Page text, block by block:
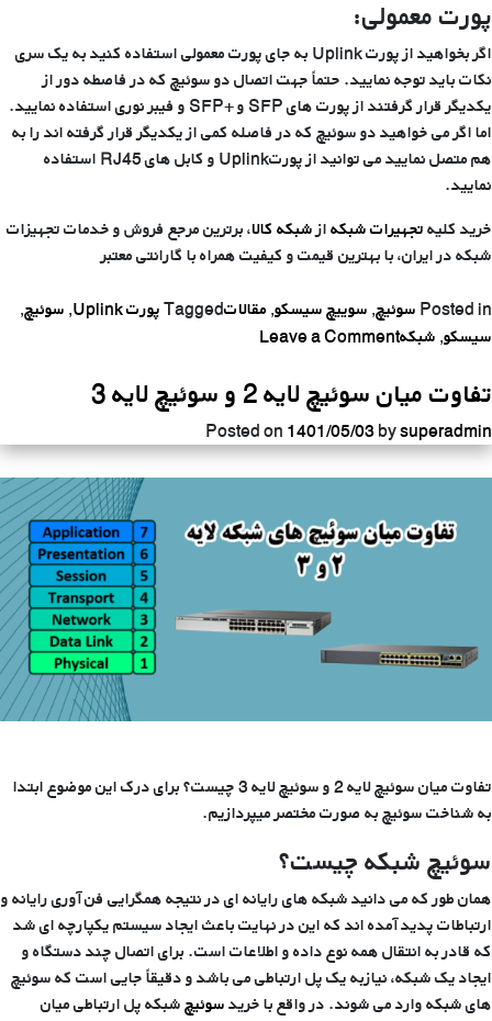
پورت معمولی:
اگر بخواهید از پورت Uplink به جای پورت معمولی استفاده کنید به یک سری
نکات باید توجه نمایید. حتماً جهت اتصال دو سوئیچ که در فاصطه دور از
یکدیگر قرار گرفتند از پورت های SFP و +SFP و فیبر نوری استفاده نمایید.
اما اگر می خواهید دو سوئیچ که در فاصله کمی از یکدیگر قرار گرفته اند را به
هم متصل نمایید می توانید از پورتUplink و کابل های RJ45 استفاده
نمایید.
خرید کلیهتجهیرات شبکهازشبکه کالا، برترین مرجع فروش و خدمات تجهیزات
شبکه در ایران، با بهترین قیمت و کیفیت همراه با گارانتی معتبر
Posted in سوئیچ, سوییچ سیسکو, مقالاتTaggedپورت Uplink , سوئیچ,
سیسکو, شبکهLeave a Comment
Uplink
تفاوت
پورت
معمولی
تفاوت میان سوئیچ لایه 2 و سوئیچ لایه 3
Posted on 1401/05/03bysuperadmin
تفاوت میان سوئیچ لایه 2 و سوئیچ لایه 3 چیست؟ برای درک این موضوع ابتدا
به شناخت سوئیچ به صورت مختصر میپردازیم.
سوئیچ شبکه چیست؟
همان طور که می دانید شبکه های رایانه ای در نتیجه همگرایی فن آوری رایانه و
ارتباطات پدید آمده اند که این در نهایت باعث ایجاد سیستم یکپارچه ای شد
که قادر به انتقال همه نوع داده و اطلاعات است. برای اتصال چند دستگاه و
ایجاد یک شبکه، نیازبه یک پل ارتباطی می باشد و دقیقاً جایی است که سوئیچ
های شبکه وارد می شوند. در واقع با خریدسوئیچشبکه پل ارتباطی میان